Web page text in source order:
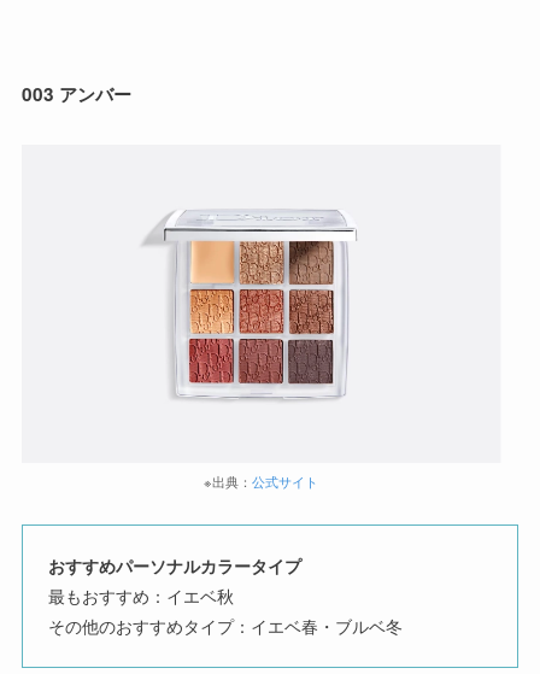
003 アンバー
※出典：公式サイト
おすすめパーソナルカラータイプ
最もおすすめ：イエベ秋
その他のおすすめタイプ：イエベ春・ブルベ冬